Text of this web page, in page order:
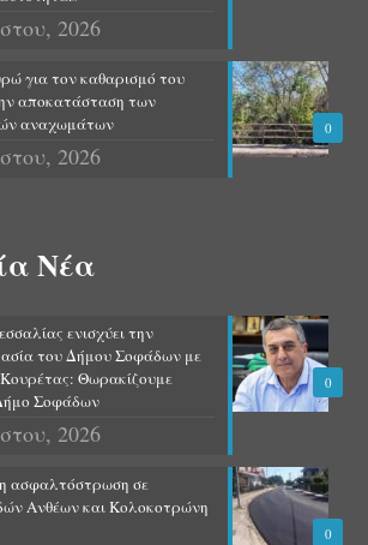
2026
0
για τον καθαρισμό του
αποκατάσταση των
αναχωμάτων
2026
Νέα
0
ενισχύει την
του Δήμου Σοφάδων με
Θωρακίζουμε
Σοφάδων
2026
0
ασφαλτόστρωση σε
Ανθέων και Κολοκοτρώνη